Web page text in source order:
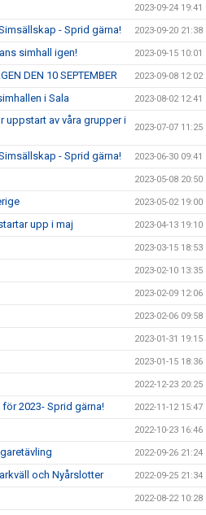
2023-09-24 19:41
- Sprid gärna! 2023-09-20 21:38
simhall igen! 2023-09-15 10:01
DEN 10 SEPTEMBER 2023-09-08 12:02
i Sala 2023-08-02 12:41
uppstart av våra grupper i
2023-07-07 11:25
- Sprid gärna! 2023-06-30 09:41
2023-05-08 20:50
2023-05-02 19:00
upp i maj 2023-04-13 19:10
2023-03-15 18:53
2023-02-10 13:35
2023-02-09 12:06
2023-02-06 09:58
2023-01-31 19:15
2023-01-15 18:36
2022-12-23 20:25
2023- Sprid gärna! 2022-11-12 15:47
2022-10-23 16:46
2022-09-26 21:24
och Nyårslotter 2022-09-25 21:34
2022-08-22 10:28